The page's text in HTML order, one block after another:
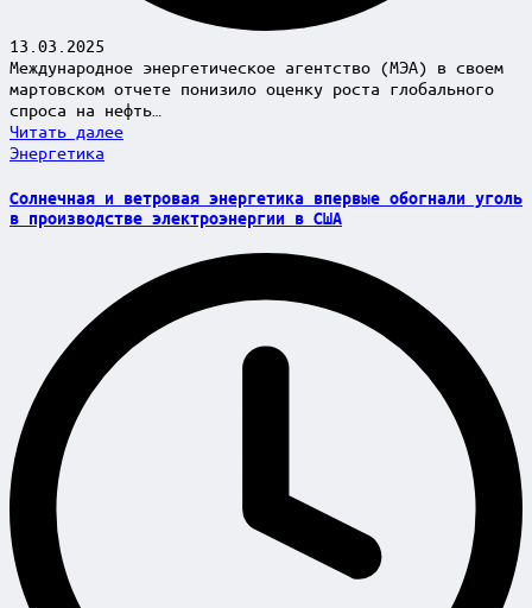
13.03.2025
Международное энергетическое агентство (МЭА) в своем
мартовском отчете понизило оценку роста глобального
спроса на нефть…
Читать далее
Posted
Энергетика
Солнечная и ветровая энергетика впервые обогнали уголь
в производстве электроэнергии в США